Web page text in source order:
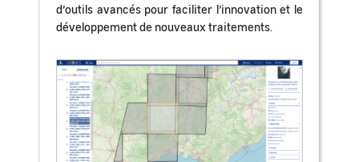
d’outils avancés pour faciliter l’innovation et le
développement de nouveaux traitements.